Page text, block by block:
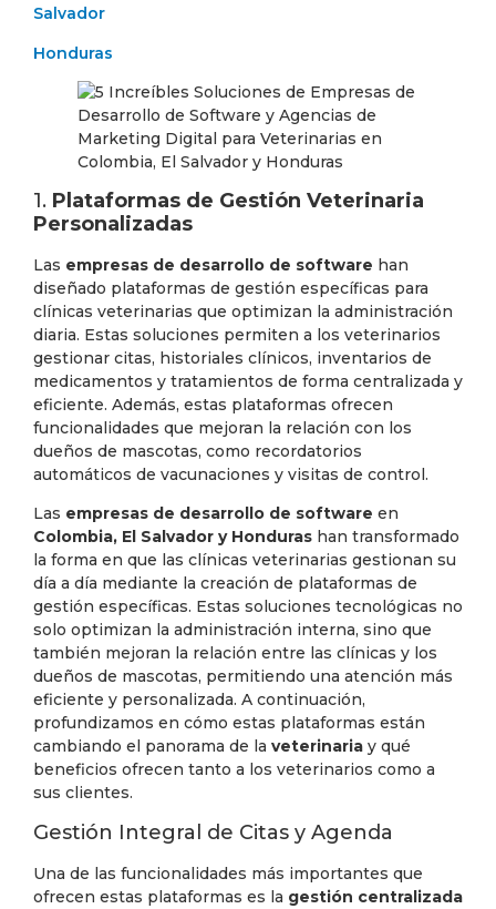
Salvador
Honduras
1. Plataformas de Gestión Veterinaria
Personalizadas
Las empresas de desarrollo de software han
diseñado plataformas de gestión específicas para
clínicas veterinarias que optimizan la administración
diaria. Estas soluciones permiten a los veterinarios
gestionar citas, historiales clínicos, inventarios de
medicamentos y tratamientos de forma centralizada y
eficiente. Además, estas plataformas ofrecen
funcionalidades que mejoran la relación con los
dueños de mascotas, como recordatorios
automáticos de vacunaciones y visitas de control.
Las empresas de desarrollo de software en
Colombia, El Salvador y Honduras han transformado
la forma en que las clínicas veterinarias gestionan su
día a día mediante la creación de plataformas de
gestión específicas. Estas soluciones tecnológicas no
solo optimizan la administración interna, sino que
también mejoran la relación entre las clínicas y los
dueños de mascotas, permitiendo una atención más
eficiente y personalizada. A continuación,
profundizamos en cómo estas plataformas están
cambiando el panorama de la veterinaria y qué
beneficios ofrecen tanto a los veterinarios como a
sus clientes.
Gestión Integral de Citas y Agenda
Una de las funcionalidades más importantes que
ofrecen estas plataformas es la gestión centralizada